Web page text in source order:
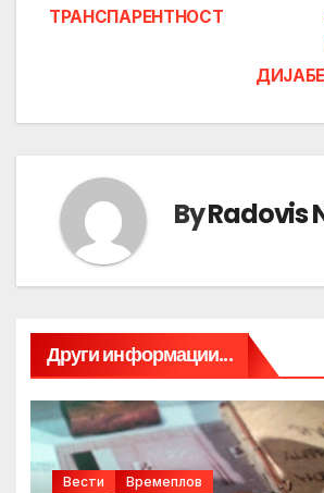
ТРАНСПАРЕНТНОСТ
ByRadovis
Други информации...
Вести Времеплов